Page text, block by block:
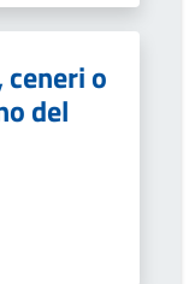
o
del